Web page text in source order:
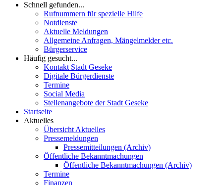
Schnell gefunden...
Rufnummern für spezielle Hilfe
Notdienste
Aktuelle Meldungen
Allgemeine Anfragen, Mängelmelder etc.
Bürgerservice
Häufig gesucht...
Kontakt Stadt Geseke
Digitale Bürgerdienste
Termine
Social Media
Stellenangebote der Stadt Geseke
Startseite
Aktuelles
Übersicht Aktuelles
Pressemeldungen
Pressemitteilungen (Archiv)
Öffentliche Bekanntmachungen
Öffentliche Bekanntmachungen (Archiv)
Termine
Finanzen